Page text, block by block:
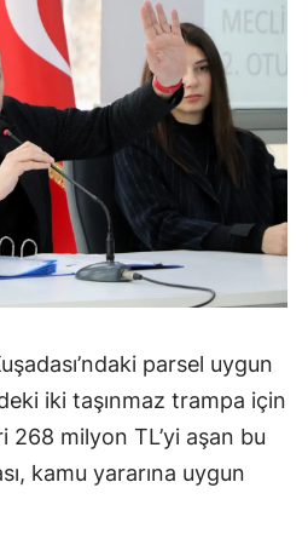
parsel uygun
iki taşınmaz trampa için
268 milyon TL’yi aşan bu
kamu yararına uygun